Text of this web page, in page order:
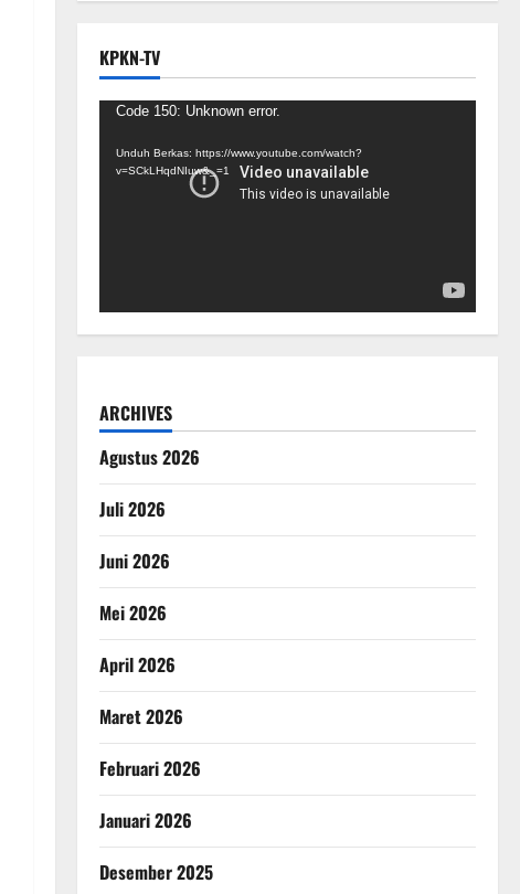
KPKN-TV
Pemutar
Code 150: Unknown error.
Unduh Berkas: https://www.youtube.com/watch?
v=SCkLHqdNIuw&_=1
ARCHIVES
Agustus 2026
Juli 2026
Juni 2026
Mei 2026
April 2026
Maret 2026
Februari 2026
Januari 2026
Desember 2025